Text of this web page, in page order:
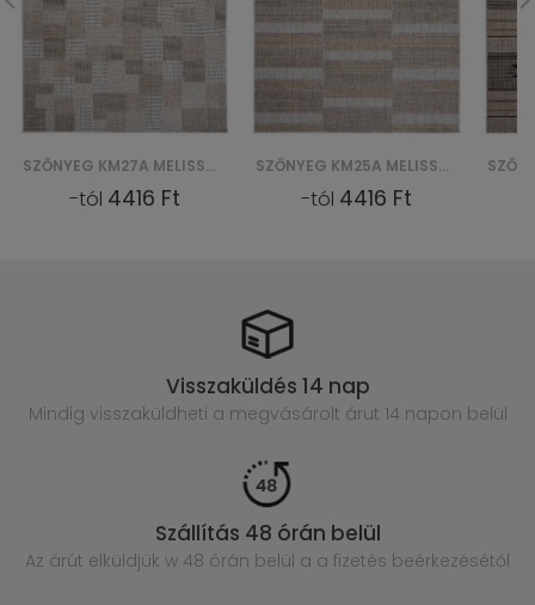
SZŐNYEG KM27A MELISSA MAA - SZARY
-tól 4416 Ft
SZŐNYEG KM25A MELISSA MAA - SZARY
-tól 4416 Ft
Visszaküldés 14 nap
Mindig visszaküldheti a megvásárolt árut 14 napon belül
Szállítás 48 órán belül
Az árút elküldjük w 48 órán belül a a fizetés beérkezésétől